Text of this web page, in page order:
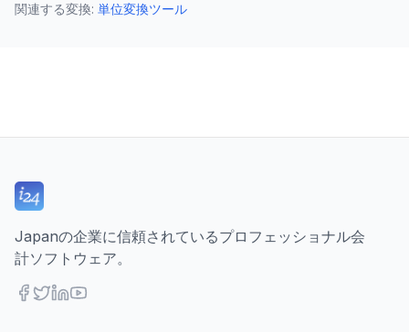
関連する変換: 単位変換ツール
Japanの企業に信頼されているプロフェッショナル会
計ソフトウェア。